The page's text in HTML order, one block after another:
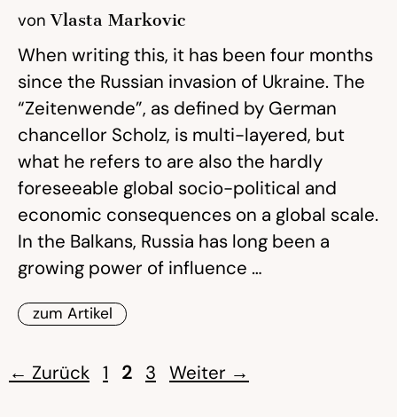
von Vlasta Markovic
When writing this, it has been four months
since the Russian invasion of Ukraine. The
“Zeitenwende”, as defined by German
chancellor Scholz, is multi-layered, but
what he refers to are also the hardly
foreseeable global socio-political and
economic consequences on a global scale.
In the Balkans, Russia has long been a
growing power of influence …
zum Artikel
← Zurück Seite
1 Seite
2 Seite
3 Weiter →